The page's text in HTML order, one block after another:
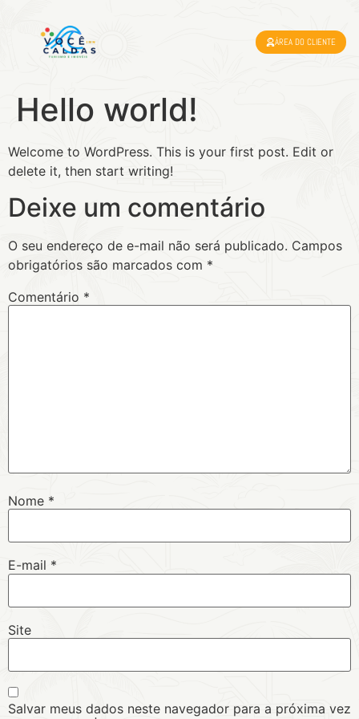
ÁREA DO CLIENTE
Hello world!
Welcome to WordPress. This is your first post. Edit or
delete it, then start writing!
Deixe um comentário
O seu endereço de e-mail não será publicado. Campos
obrigatórios são marcados com *
Comentário *
Nome *
E-mail *
Site
Salvar meus dados neste navegador para a próxima vez